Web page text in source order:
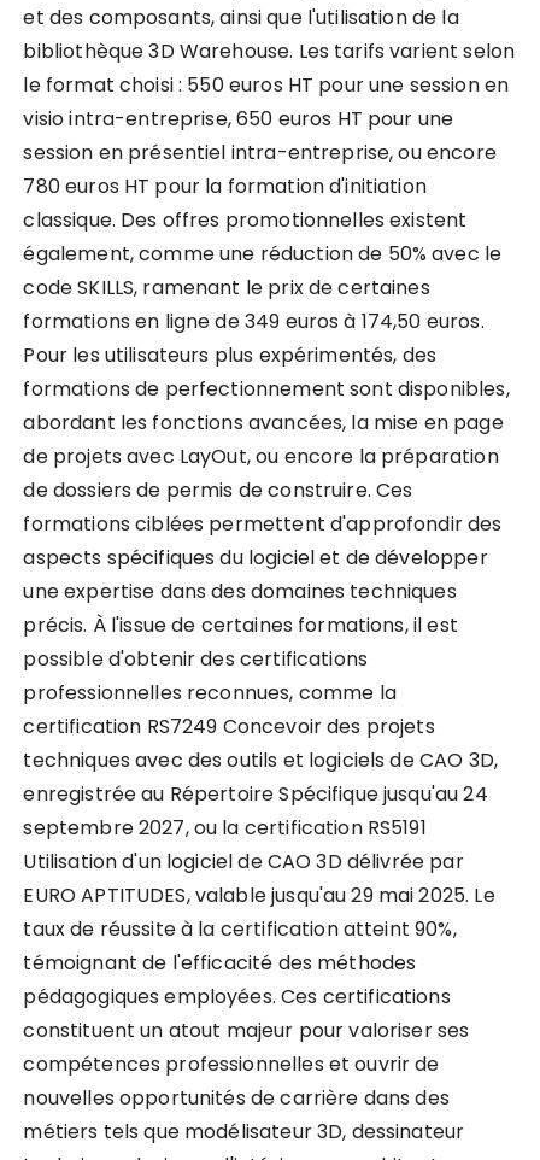
et des composants, ainsi que l'utilisation de la
bibliothèque 3D Warehouse. Les tarifs varient selon
le format choisi : 550 euros HT pour une session en
visio intra-entreprise, 650 euros HT pour une
session en présentiel intra-entreprise, ou encore
780 euros HT pour la formation d'initiation
classique. Des offres promotionnelles existent
également, comme une réduction de 50% avec le
code SKILLS, ramenant le prix de certaines
formations en ligne de 349 euros à 174,50 euros.
Pour les utilisateurs plus expérimentés, des
formations de perfectionnement sont disponibles,
abordant les fonctions avancées, la mise en page
de projets avec LayOut, ou encore la préparation
de dossiers de permis de construire. Ces
formations ciblées permettent d'approfondir des
aspects spécifiques du logiciel et de développer
une expertise dans des domaines techniques
précis. À l'issue de certaines formations, il est
possible d'obtenir des certifications
professionnelles reconnues, comme la
certification RS7249 Concevoir des projets
techniques avec des outils et logiciels de CAO 3D,
enregistrée au Répertoire Spécifique jusqu'au 24
septembre 2027, ou la certification RS5191
Utilisation d'un logiciel de CAO 3D délivrée par
EURO APTITUDES, valable jusqu'au 29 mai 2025. Le
taux de réussite à la certification atteint 90%,
témoignant de l'efficacité des méthodes
pédagogiques employées. Ces certifications
constituent un atout majeur pour valoriser ses
compétences professionnelles et ouvrir de
nouvelles opportunités de carrière dans des
métiers tels que modélisateur 3D, dessinateur